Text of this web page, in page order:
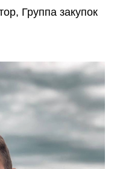
Группа закупок